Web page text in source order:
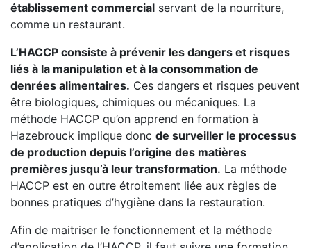
établissement commercial servant de la nourriture,
comme un restaurant.
L’HACCP consiste à prévenir les dangers et risques
liés à la manipulation et à la consommation de
denrées alimentaires. Ces dangers et risques peuvent
être biologiques, chimiques ou mécaniques. La
méthode HACCP qu’on apprend en formation à
Hazebrouck implique donc de surveiller le processus
de production depuis l’origine des matières
premières jusqu’à leur transformation. La méthode
HACCP est en outre étroitement liée aux règles de
bonnes pratiques d’hygiène dans la restauration.
Afin de maitriser le fonctionnement et la méthode